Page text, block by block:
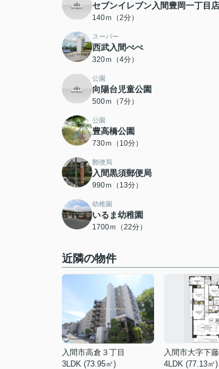
セブンイレブン入間豊岡一丁目店
140ｍ（2分）
スーパー
西武入間ぺぺ
320ｍ（4分）
公園
向陽台児童公園
500ｍ（7分）
公園
豊高橋公園
730ｍ（10分）
郵便局
入間黒須郵便局
990ｍ（13分）
幼稚園
いるま幼稚園
1700ｍ（22分）
近隣の物件
入間市高倉３丁目
3LDK (73.95㎡)
入間市大字下
4LDK (77.13㎡)